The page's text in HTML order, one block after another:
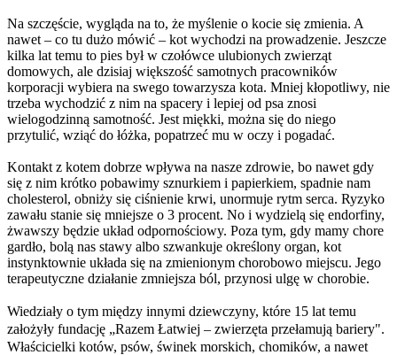
Na szczęście, wygląda na to, że myślenie o kocie się zmienia. A
nawet – co tu dużo mówić – kot wychodzi na prowadzenie. Jeszcze
kilka lat temu to pies był w czołówce ulubionych zwierząt
domowych, ale dzisiaj większość samotnych pracowników
korporacji wybiera na swego towarzysza kota. Mniej kłopotliwy, nie
trzeba wychodzić z nim na spacery i lepiej od psa znosi
wielogodzinną samotność. Jest miękki, można się do niego
przytulić, wziąć do łóżka, popatrzeć mu w oczy i pogadać.
Kontakt z kotem dobrze wpływa na nasze zdrowie, bo nawet gdy
się z nim krótko pobawimy sznurkiem i papierkiem, spadnie nam
cholesterol, obniży się ciśnienie krwi, unormuje rytm serca. Ryzyko
zawału stanie się mniejsze o 3 procent. No i wydzielą się endorfiny,
żwawszy będzie układ odpornościowy. Poza tym, gdy mamy chore
gardło, bolą nas stawy albo szwankuje określony organ, kot
instynktownie układa się na zmienionym chorobowo miejscu. Jego
terapeutyczne działanie zmniejsza ból, przynosi ulgę w chorobie.
Wiedziały o tym między innymi dziewczyny, które 15 lat temu
założyły fundację „Razem Łatwiej – zwierzęta przełamują bariery".
Właścicielki kotów, psów, świnek morskich, chomików, a nawet